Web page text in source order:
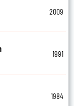
2009
1991
1984